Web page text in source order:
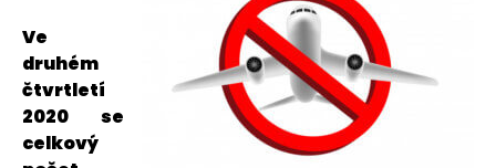
Ve
druhém
čtvrtletí
2020 se
celkový